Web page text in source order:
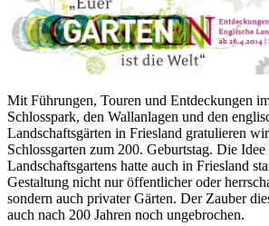
Mit Führungen, Touren und Entdeckungen
Schlosspark, den Wallanlagen und den
Landschaftsgärten in Friesland gratulieren
Schlossgarten zum 200. Geburtstag. Die Idee
Landschaftsgartens hatte auch in Friesland
Gestaltung nicht nur öffentlicher oder
sondern auch privater Gärten. Der Zauber
auch nach 200 Jahren noch ungebrochen.